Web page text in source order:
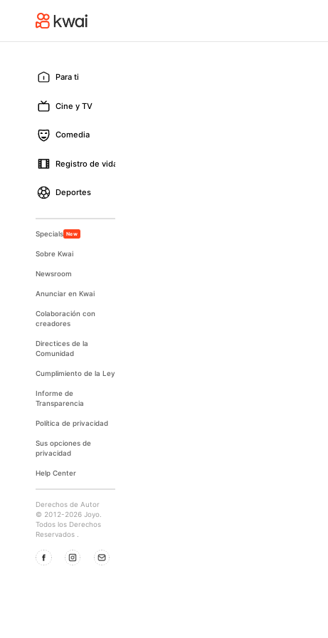
Para ti
Cine y TV
Comedia
Registro de vida
Deportes
Specials New
Sobre Kwai
Newsroom
Anunciar en Kwai
Colaboración con
creadores
Directices de la
Comunidad
Cumplimiento de la Ley
Informe de
Transparencia
Política de privacidad
Sus opciones de
privacidad
Help Center
Derechos de Autor
© 2012-2026 Joyo.
Todos los Derechos
Reservados .